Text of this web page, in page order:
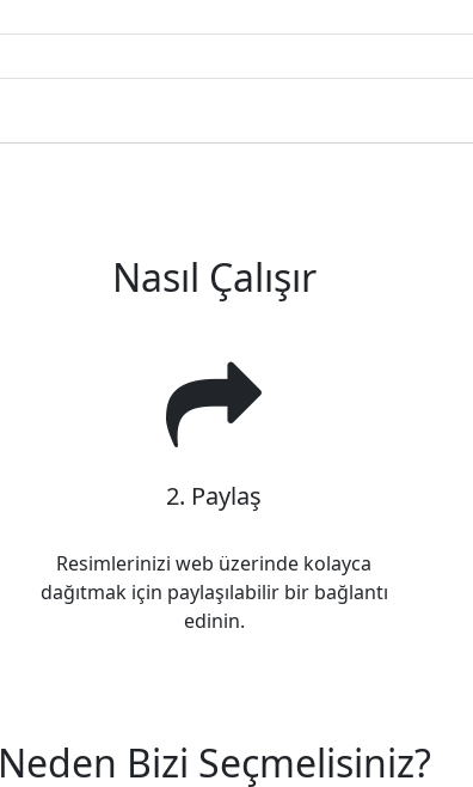
Nasıl Çalışır
2. Paylaş
Resimlerinizi web üzerinde kolayca
dağıtmak için paylaşılabilir bir bağlantı
edinin.
Neden Bizi Seçmelisiniz?